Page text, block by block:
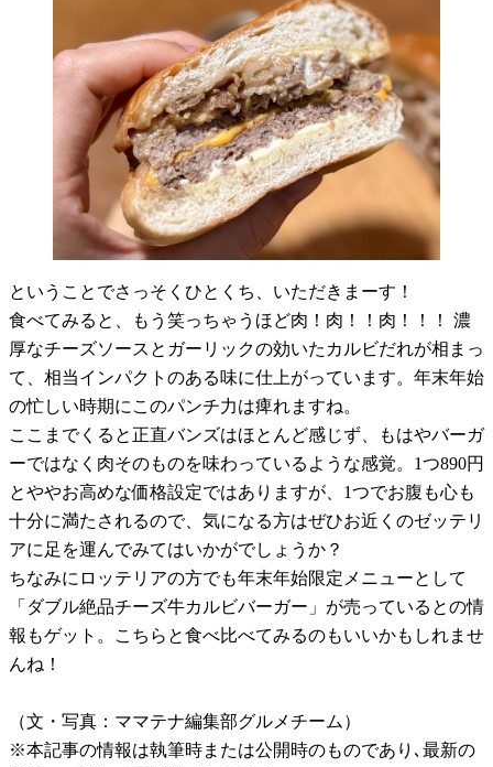
ということでさっそくひとくち、いただきまーす！
食べてみると、もう笑っちゃうほど肉！肉！！肉！！！ 濃
厚なチーズソースとガーリックの効いたカルビだれが相まっ
て、相当インパクトのある味に仕上がっています。年末年始
の忙しい時期にこのパンチ力は痺れますね。
ここまでくると正直バンズはほとんど感じず、もはやバーガ
ーではなく肉そのものを味わっているような感覚。1つ890円
とややお高めな価格設定ではありますが、1つでお腹も心も
十分に満たされるので、気になる方はぜひお近くのゼッテリ
アに足を運んでみてはいかがでしょうか？
ちなみにロッテリアの方でも年末年始限定メニューとして
「ダブル絶品チーズ牛カルビバーガー」が売っているとの情
報もゲット。こちらと食べ比べてみるのもいいかもしれませ
んね！
（文・写真：ママテナ編集部グルメチーム）
※本記事の情報は執筆時または公開時のものであり､最新の